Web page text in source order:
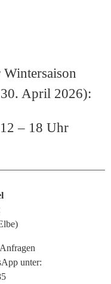
April 2026):
– 18 Uhr
unter: